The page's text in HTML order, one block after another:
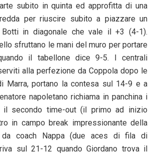
subito in quinta ed approfitta di una
per riuscire subito a piazzare un
in diagonale che vale il +3 (4-1).
sfruttano le mani del muro per portare
il tabellone dice 9-5. I centrali
alla perfezione da Coppola dopo le
Marra, portano la contesa sul 14-9 e a
napoletano richiama in panchina i
il secondo time-out (il primo ad inizio
in campo break impressionante della
da coach Nappa (due aces di fila di
sul 21-12 quando Giordano trova il